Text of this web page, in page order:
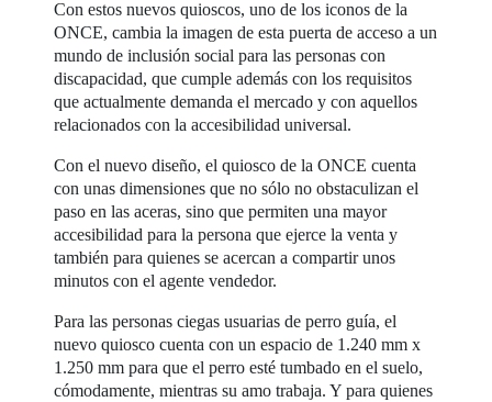
Con estos nuevos quioscos, uno de los iconos de la
ONCE, cambia la imagen de esta puerta de acceso a un
mundo de inclusión social para las personas con
discapacidad, que cumple además con los requisitos
que actualmente demanda el mercado y con aquellos
relacionados con la accesibilidad universal.
Con el nuevo diseño, el quiosco de la ONCE cuenta
con unas dimensiones que no sólo no obstaculizan el
paso en las aceras, sino que permiten una mayor
accesibilidad para la persona que ejerce la venta y
también para quienes se acercan a compartir unos
minutos con el agente vendedor.
Para las personas ciegas usuarias de perro guía, el
nuevo quiosco cuenta con un espacio de 1.240 mm x
1.250 mm para que el perro esté tumbado en el suelo,
cómodamente, mientras su amo trabaja. Y para quienes